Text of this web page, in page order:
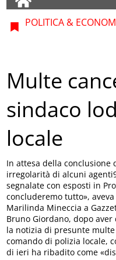
POLITICA &
Multe
sindaco
locale
In attesa della
irregolarità di alcuni
segnalate con esposti in
concluderemo tutto»,
Marilinda Mineccia a
Bruno Giordano, dopo
la notizia di presunte
comando di polizia locale,
di ieri ha ribadito come